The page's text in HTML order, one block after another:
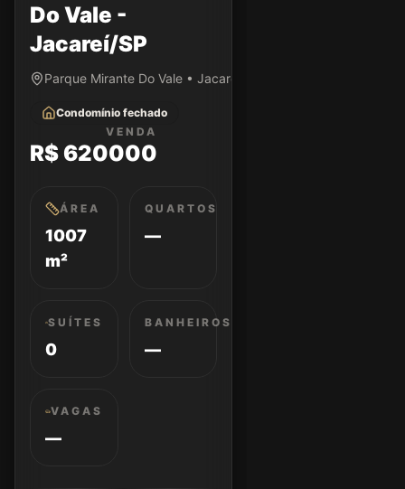
Do Vale -
Jacareí/SP
Parque Mirante Do Vale • Jacareí/SP
Condomínio fechado
VENDA
R$ 620000
ÁREA
1007
m²
QUARTOS
—
SUÍTES
0
BANHEIROS
—
VAGAS
—